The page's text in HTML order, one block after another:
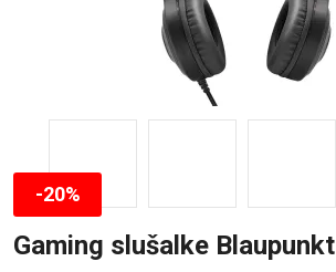
Gaming slušalke Blaupunkt
-20%